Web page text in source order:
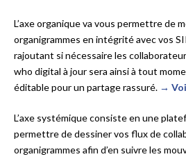
L’axe organique va vous permettre de
organigrammes en intégrité avec vos
rajoutant si nécessaire les
who digital à jour sera ainsi à tout
éditable pour un partage rassuré. →
L’axe systémique consiste en une
permettre de dessiner vos flux de
organigrammes afin d’en suivre les